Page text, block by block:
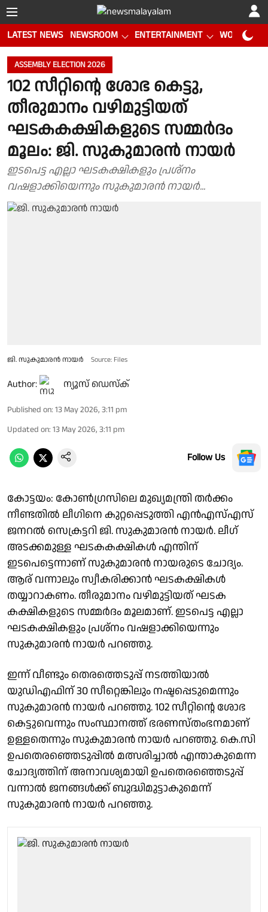
LATEST NEWS NEWSROOM ENTERTAINMENT WORLD CUP
ASSEMBLY ELECTION 2026
102 സീറ്റിൻ്റെ ശോഭ കെട്ടു,
തീരുമാനം വഴിമുട്ടിയത്
ഘടകകക്ഷികളുടെ സമ്മർദം
മൂലം: ജി. സുകുമാരൻ നായർ
ഇടപെട്ട എല്ലാ ഘടകക്ഷികളും പ്രശ്‌നം
വഷളാക്കിയെന്നും സുകുമാരൻ നായർ...
ജി. സുകുമാരൻ നായർ Source: Files
Author: ന്യൂസ് ഡെസ്ക്
Published on: 13 May 2026, 3:11 pm
Updated on: 13 May 2026, 3:11 pm
Follow Us
കോട്ടയം: കോൺഗ്രസിലെ മുഖ്യമന്ത്രി തർക്കം
നീണ്ടതിൽ ലീഗിനെ കുറ്റപ്പെടുത്തി എൻഎസ്എസ്
ജനറൽ സെക്രട്ടറി ജി. സുകുമാരൻ നായർ. ലീഗ്
അടക്കമുള്ള ഘടകകക്ഷികൾ എന്തിന്
ഇടപെട്ടെന്നാണ് സുകുമാരൻ നായരുടെ ചോദ്യം.
ആര് വന്നാലും സ്വീകരിക്കാൻ ഘടകക്ഷികൾ
തയ്യാറാകണം. തീരുമാനം വഴിമുട്ടിയത് ഘടക
കക്ഷികളുടെ സമ്മർദം മൂലമാണ്. ഇടപെട്ട എല്ലാ
ഘടകക്ഷികളും പ്രശ്‌നം വഷളാക്കിയെന്നും
സുകുമാരൻ നായർ പറഞ്ഞു.
ഇന്ന് വീണ്ടും തെരത്തെടുപ്പ് നടത്തിയാൽ
യുഡിഎഫിന് 30 സീറ്റെങ്കിലും നഷ്ടപ്പെടുമെന്നും
സുകുമാരൻ നായർ പറഞ്ഞു. 102 സീറ്റിൻ്റെ ശോഭ
കെട്ടുവെന്നും സംസ്ഥാനത്ത് ഭരണസ്തംഭനമാണ്
ഉള്ളതെന്നും സുകുമാരൻ നായർ പറഞ്ഞു. കെ.സി
ഉപതെരഞ്ഞെടുപ്പിൽ മത്സരിച്ചാൽ എന്താകുമെന്ന
ചോദ്യത്തിന് അനാവശ്യമായി ഉപതെരഞ്ഞെടുപ്പ്
വന്നാൽ ജനങ്ങൾക്ക് ബുദ്ധിമുട്ടാകുമെന്ന്
സുകുമാരൻ നായർ പറഞ്ഞു.